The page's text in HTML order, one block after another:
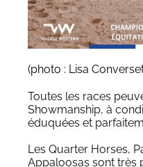
(photo : Lisa
Toutes les races
Showmanship, à
éduquées et
Les Quarter Horses,
Appaloosas sont très